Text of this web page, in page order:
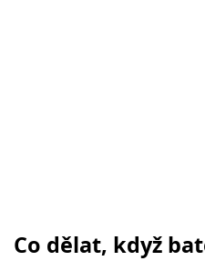
Co dělat, když